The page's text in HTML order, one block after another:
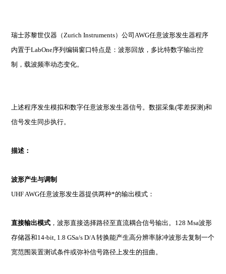
瑞士苏黎世仪器（Zurich Instruments）公司AWG任意波形发生器程序
内置于LabOne序列编辑窗口特点是：波形回放，多比特数字输出控
制，载波频率动态变化。
上述程序发生模拟和数字任意波形发生器信号。数据采集(零差探测)和
信号发生同步执行。
描述：
波形产生与调制
UHF AWG任意波形发生器提供两种*的输出模式：
直接输出模式 ，波形直接选择路径至直流耦合信号输出。128 Msa波形
存储器和14-bit, 1.8 GSa/s D/A 转换能产生高分辨率脉冲波形去复制一个
宽范围装置测试条件或弥补信号路径上发生的扭曲。